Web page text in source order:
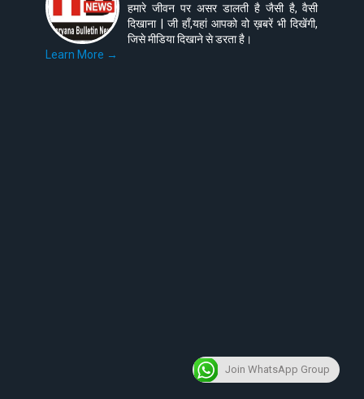
हमारे जीवन पर असर डालती है जैसी है, वैसी
दिखाना | जी हाँ,यहां आपको वो ख़बरें भी दिखेंगी,
जिसे मीडिया दिखाने से डरता है।
Learn More →
Join WhatsApp Group